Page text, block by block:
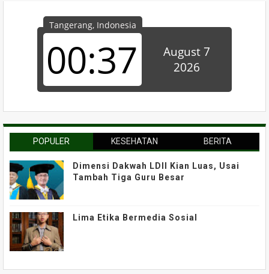
POPULER KESEHATAN BERITA
Dimensi Dakwah LDII Kian Luas, Usai
Tambah Tiga Guru Besar
Lima Etika Bermedia Sosial